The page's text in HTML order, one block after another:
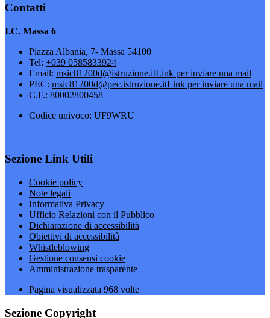
Contatti
I.C. Massa 6
Piazza Albania, 7- Massa 54100
Tel: +039 0585833924
Email: msic81200d@istruzione.itLink per inviare una mail
PEC: msic81200d@pec.istruzione.itLink per inviare una mail
C.F.: 80002800458
Codice univoco: UF9WRU
Sezione Link Utili
Cookie policy
Note legali
Informativa Privacy
Ufficio Relazioni con il Pubblico
Dichiarazione di accessibilità
Obiettivi di accessibilità
Whistleblowing
Gestione consensi cookie
Amministrazione trasparente
Pagina visualizzata 968 volte
Sezione Copyright